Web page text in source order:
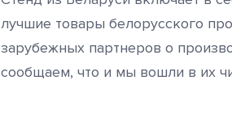
лучшие товары белорусского
зарубежных партнеров о
сообщаем, что и мы вошли в их